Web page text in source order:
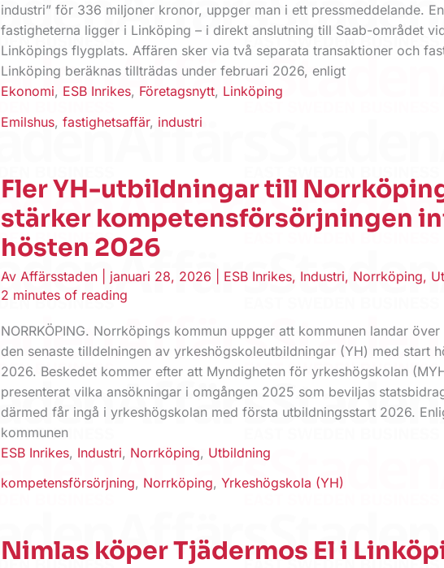
industri” för 336 miljoner kronor, uppger man i ett pressmeddelande.
fastigheterna ligger i Linköping – i direkt anslutning till Saab-området
Linköpings flygplats. Affären sker via två separata transaktioner och
Linköping beräknas tillträdas under februari 2026, enligt
Ekonomi, ESB Inrikes, Företagsnytt, Linköping
Emilshus,fastighetsaffär, industri
Fler YH-utbildningar till
stärker kompetensförsörjningen
hösten 2026
AvAffärsstaden januari 28, 2026 ESB Inrikes, Industri, Norrköping,
2 minutes of reading
NORRKÖPING. Norrköpings kommun uppger att kommunen landar
den senaste tilldelningen av yrkeshögskoleutbildningar (YH) med start
2026. Beskedet kommer efter att Myndigheten för yrkeshögskolan
presenterat vilka ansökningar i omgången 2025 som beviljas
därmed får ingå i yrkeshögskolan med första utbildningsstart 2026.
kommunen
ESB Inrikes, Industri, Norrköping, Utbildning
kompetensförsörjning, Norrköping,Yrkeshögskola (YH)
Nimlas köper Tjädermos El i